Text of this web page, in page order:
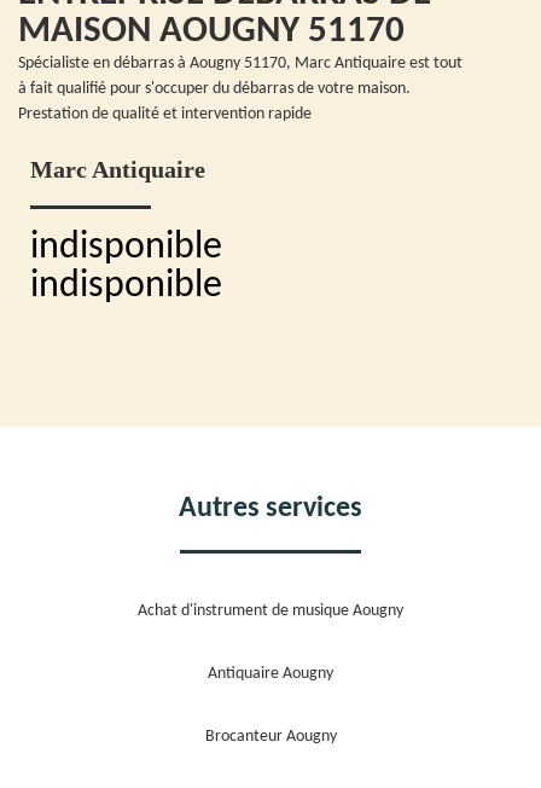
MAISON AOUGNY 51170
Spécialiste en débarras à Aougny 51170, Marc Antiquaire est tout
à fait qualifié pour s'occuper du débarras de votre maison.
Prestation de qualité et intervention rapide
Marc Antiquaire
indisponible
indisponible
Autres services
Achat d'instrument de musique Aougny
Antiquaire Aougny
Brocanteur Aougny